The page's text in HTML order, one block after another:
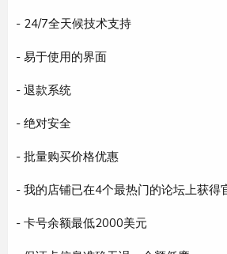
- 24/7全天候技术支持
- 易于使用的界面
- 退款系统
- 绝对安全
- 批量购买价格优惠
- 我的店铺已在4个最热门的论坛上获得
- 卡号余额最低2000美元